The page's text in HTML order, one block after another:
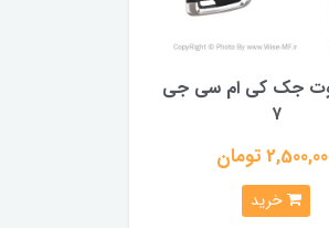
جک کی ام سی جی
۷
تومان
خرید